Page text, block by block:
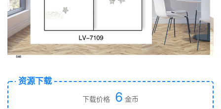
资源下载
下载价格 6 金币